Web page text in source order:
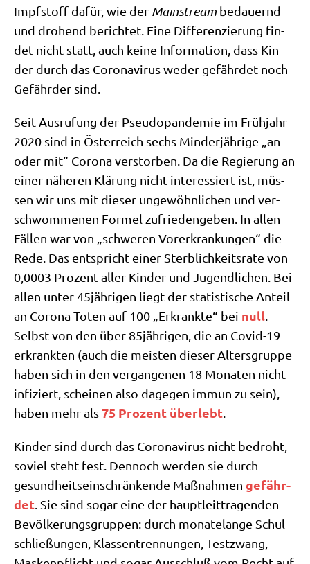
Impf­stoff dafür, wie der Main­stream bedau­ernd
und dro­hend berich­tet. Eine Dif­fe­ren­zie­rung fin­
det nicht statt, auch kei­ne Infor­ma­ti­on, dass Kin­
der durch das Coro­na­vi­rus weder gefähr­det noch
Gefähr­der sind.
Seit Aus­ru­fung der Pseu­do­pan­de­mie im Früh­jahr
2020 sind in Öster­reich sechs Min­der­jäh­ri­ge „an
oder mit“ Coro­na ver­stor­ben. Da die Regie­rung an
einer nähe­ren Klä­rung nicht inter­es­siert ist, müs­
sen wir uns mit die­ser unge­wöhn­li­chen und ver­
schwom­me­nen For­mel zufrie­den­ge­ben. In allen
Fäl­len war von „schwe­ren Vor­er­kran­kun­gen“ die
Rede. Das ent­spricht einer Sterb­lich­keits­ra­te von
0,0003 Pro­zent aller Kin­der und Jugend­li­chen. Bei
allen unter 45jährigen liegt der sta­ti­sti­sche Anteil
an Coro­na-Toten auf 100 „Erkrank­te“ bei null.
Selbst von den über 85jährigen, die an Covid-19
erkrank­ten (auch die mei­sten die­ser Alters­grup­pe
haben sich in den ver­gan­ge­nen 18 Mona­ten nicht
infi­ziert, schei­nen also dage­gen immun zu sein),
haben mehr als75 Pro­zent über­lebt.
Kin­der sind durch das Coro­na­vi­rus nicht bedroht,
soviel steht fest. Den­noch wer­den sie durch
gesund­heits­ein­schrän­ken­de Maß­nah­men gefähr­
det. Sie sind sogar eine der haupt­leit­tra­gen­den
Bevöl­ke­rungs­grup­pen: durch mona­te­lan­ge Schul­
schlie­ßun­gen, Klas­sen­tren­nun­gen, Test­zwang,